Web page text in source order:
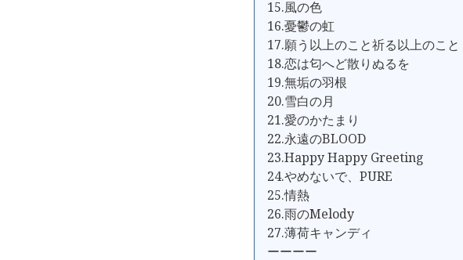
15.風の色
16.憂鬱の虹
17.願う以上のこと祈る以上のこと
18.恋は匂へど散りぬるを
19.無垢の羽根
20.雪白の月
21.愛のかたまり
22.永遠のBLOOD
23.Happy Happy Greeting
24.やめないで、PURE
25.情熱
26.雨のMelody
27.薄荷キャンディ
ーーーー